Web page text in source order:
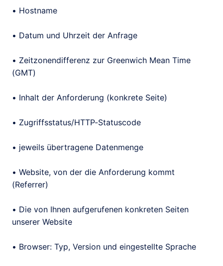
• Hostname
• Datum und Uhrzeit der Anfrage
• Zeitzonendifferenz zur Greenwich Mean Time
(GMT)
• Inhalt der Anforderung (konkrete Seite)
• Zugriffsstatus/HTTP-Statuscode
• jeweils übertragene Datenmenge
• Website, von der die Anforderung kommt
(Referrer)
• Die von Ihnen aufgerufenen konkreten Seiten
unserer Website
• Browser: Typ, Version und eingestellte Sprache